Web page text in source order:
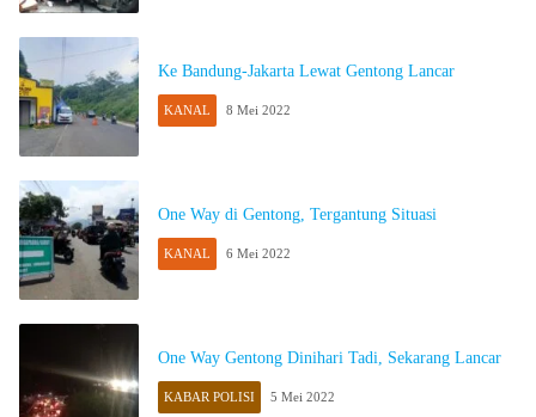
Ke Bandung-Jakarta Lewat Gentong Lancar
KANAL 8 Mei 2022
One Way di Gentong, Tergantung Situasi
KANAL 6 Mei 2022
One Way Gentong Dinihari Tadi, Sekarang Lancar
KABAR POLISI 5 Mei 2022